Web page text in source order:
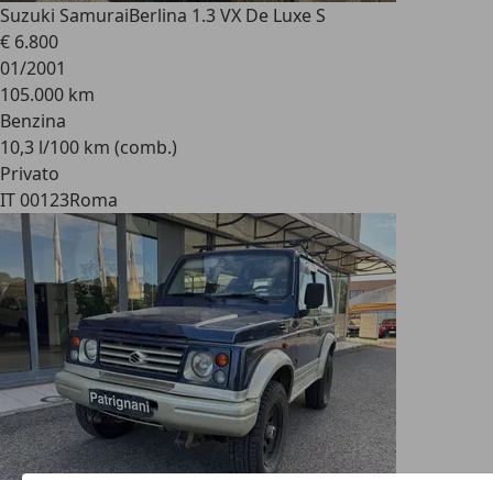
Suzuki SamuraiBerlina 1.3 VX De Luxe S
€ 6.800
01/2001
105.000 km
Benzina
10,3 l/100 km (comb.)
Privato
IT 00123Roma